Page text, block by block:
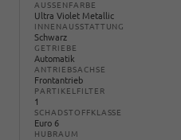
AUSSENFARBE
Ultra Violet Metallic
INNENAUSSTATTUNG
Schwarz
GETRIEBE
Automatik
ANTRIEBSACHSE
Frontantrieb
PARTIKELFILTER
1
SCHADSTOFFKLASSE
Euro 6
HUBRAUM